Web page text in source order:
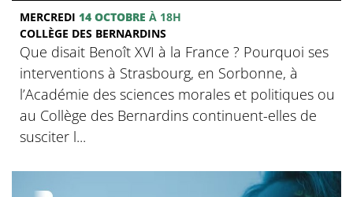
MERCREDI 14 OCTOBRE À 18H
COLLÈGE DES BERNARDINS
Que disait Benoît XVI à la France ? Pourquoi ses
interventions à Strasbourg, en Sorbonne, à
l’Académie des sciences morales et politiques ou
au Collège des Bernardins continuent-elles de
susciter l...